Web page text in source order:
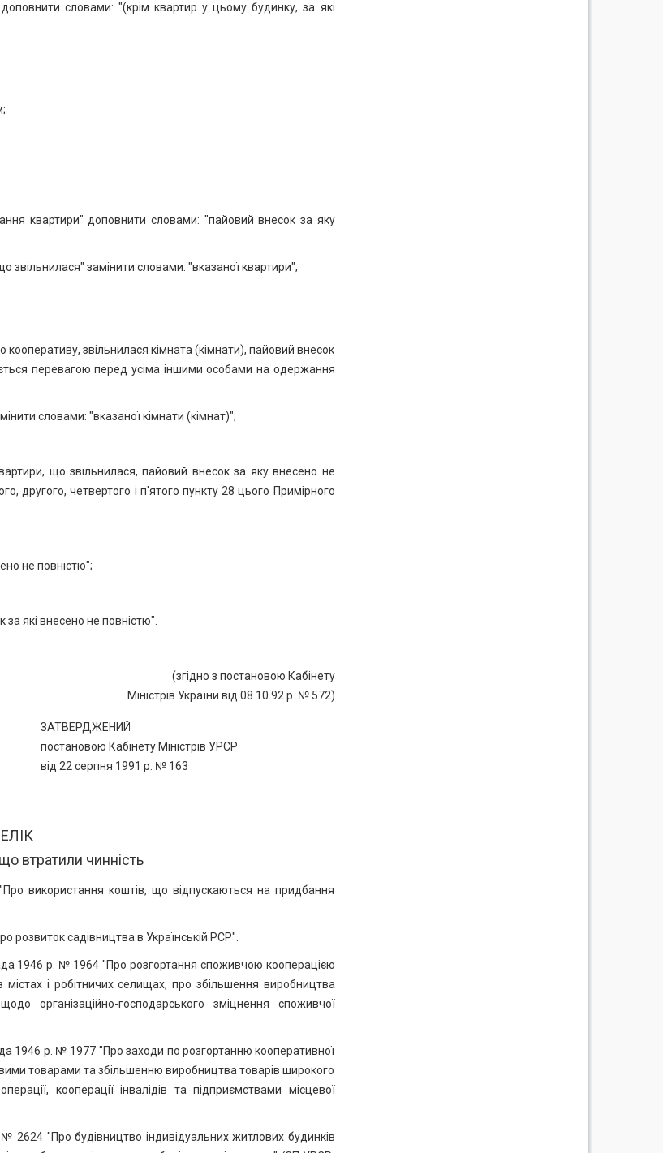
словами: "(крім квартир у цьому будинку, за які
квартири" доповнити словами: "пайовий внесок за яку
звільнилася" замінити словами: "вказаної квартири";
звільнилася кімната (кімнати), пайовий внесок
перевагою перед усіма іншими особами на одержання
словами: "вказаної кімнати (кімнат)";
що звільнилася, пайовий внесок за яку внесено не
другого, четвертого і п'ятого пункту 28 цього Примірного
не повністю";
які внесено не повністю".
(згідно з постановою Кабінету
Міністрів України від 08.10.92 р. № 572)
ЗАТВЕРДЖЕНИЙ
постановою Кабінету Міністрів УРСР
від 22 серпня 1991 р. № 163
втратили чинність
використання коштів, що відпускаються на придбання
садівництва в Українській РСР".
1946 р. № 1964 "Про розгортання споживчою кооперацією
і робітничих селищах, про збільшення виробництва
організаційно-господарського зміцнення споживчої
1946 р. № 1977 "Про заходи по розгортанню кооперативної
товарами та збільшенню виробництва товарів широкого
кооперації інвалідів та підприємствами місцевої
2624 "Про будівництво індивідуальних житлових будинків